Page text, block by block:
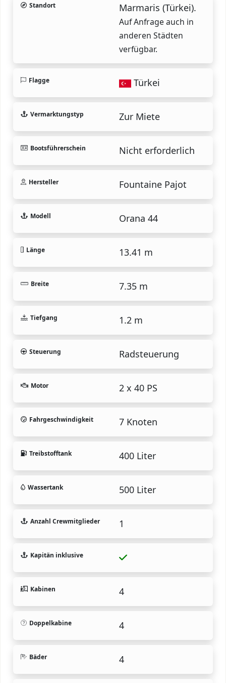
Standort Marmaris (Türkei).
Auf Anfrage auch in
anderen Städten
verfügbar.
Flagge Türkei
Vermarktungstyp Zur Miete
Bootsführerschein Nicht erforderlich
Hersteller Fountaine Pajot
Modell Orana 44
Länge 13.41 m
Breite 7.35 m
Tiefgang 1.2 m
Steuerung Radsteuerung
Motor 2 x 40 PS
Fahrgeschwindigkeit 7 Knoten
Treibstofftank 400 Liter
Wassertank 500 Liter
Anzahl Crewmitglieder 1
Kapitän inklusive
Kabinen 4
Doppelkabine 4
Bäder 4